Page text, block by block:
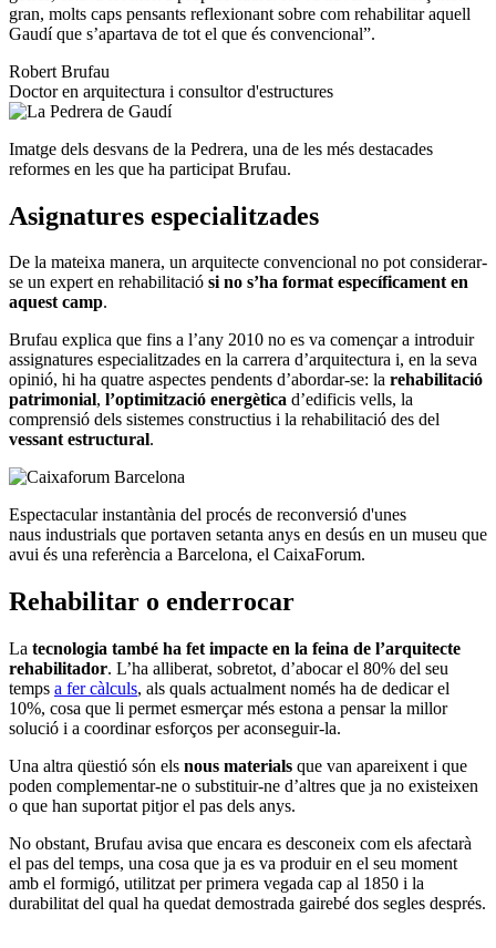
gran, molts caps pensants reflexionant sobre com rehabilitar aquell
Gaudí que s’apartava de tot el que és convencional”.
Robert Brufau
Doctor en arquitectura i consultor d'estructures
Imatge dels desvans de la Pedrera, una de les més destacades
reformes en les que ha participat Brufau.
Asignatures especialitzades
De la mateixa manera, un arquitecte convencional no pot considerar-
se un expert en rehabilitació si no s’ha format específicament en
aquest camp.
Brufau explica que fins a l’any 2010 no es va començar a introduir
assignatures especialitzades en la carrera d’arquitectura i, en la seva
opinió, hi ha quatre aspectes pendents d’abordar-se: la rehabilitació
patrimonial, l’optimització energètica d’edificis vells, la
comprensió dels sistemes constructius i la rehabilitació des del
vessant estructural.
Espectacular instantània del procés de reconversió d'unes
naus industrials que portaven setanta anys en desús en un museu que
avui és una referència a Barcelona, el CaixaForum.
Rehabilitar o enderrocar
La tecnologia també ha fet impacte en la feina de l’arquitecte
rehabilitador. L’ha alliberat, sobretot, d’abocar el 80% del seu
temps a fer càlculs, als quals actualment només ha de dedicar el
10%, cosa que li permet esmerçar més estona a pensar la millor
solució i a coordinar esforços per aconseguir-la.
Una altra qüestió són els nous materials que van apareixent i que
poden complementar-ne o substituir-ne d’altres que ja no existeixen
o que han suportat pitjor el pas dels anys.
No obstant, Brufau avisa que encara es desconeix com els afectarà
el pas del temps, una cosa que ja es va produir en el seu moment
amb el formigó, utilitzat per primera vegada cap al 1850 i la
durabilitat del qual ha quedat demostrada gairebé dos segles després.